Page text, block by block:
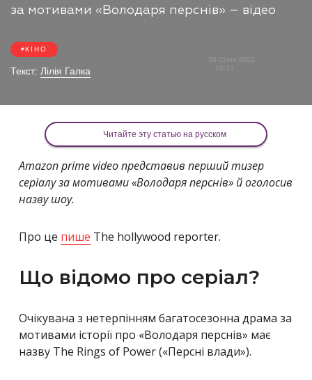
за мотивами «Володаря перснів» – відео
КІНО
Текст: Лілія Галка
Читайте эту статью на русском
Amazon prime video представив перший тизер
серіалу за мотивами «Володаря перснів» й оголосив
назву шоу.
Про це пише The hollywood reporter.
Що відомо про серіал?
Очікувана з нетерпінням багатосезонна драма за
мотивами історії про «Володаря перснів» має
назву The Rings of Power («Персні влади»).